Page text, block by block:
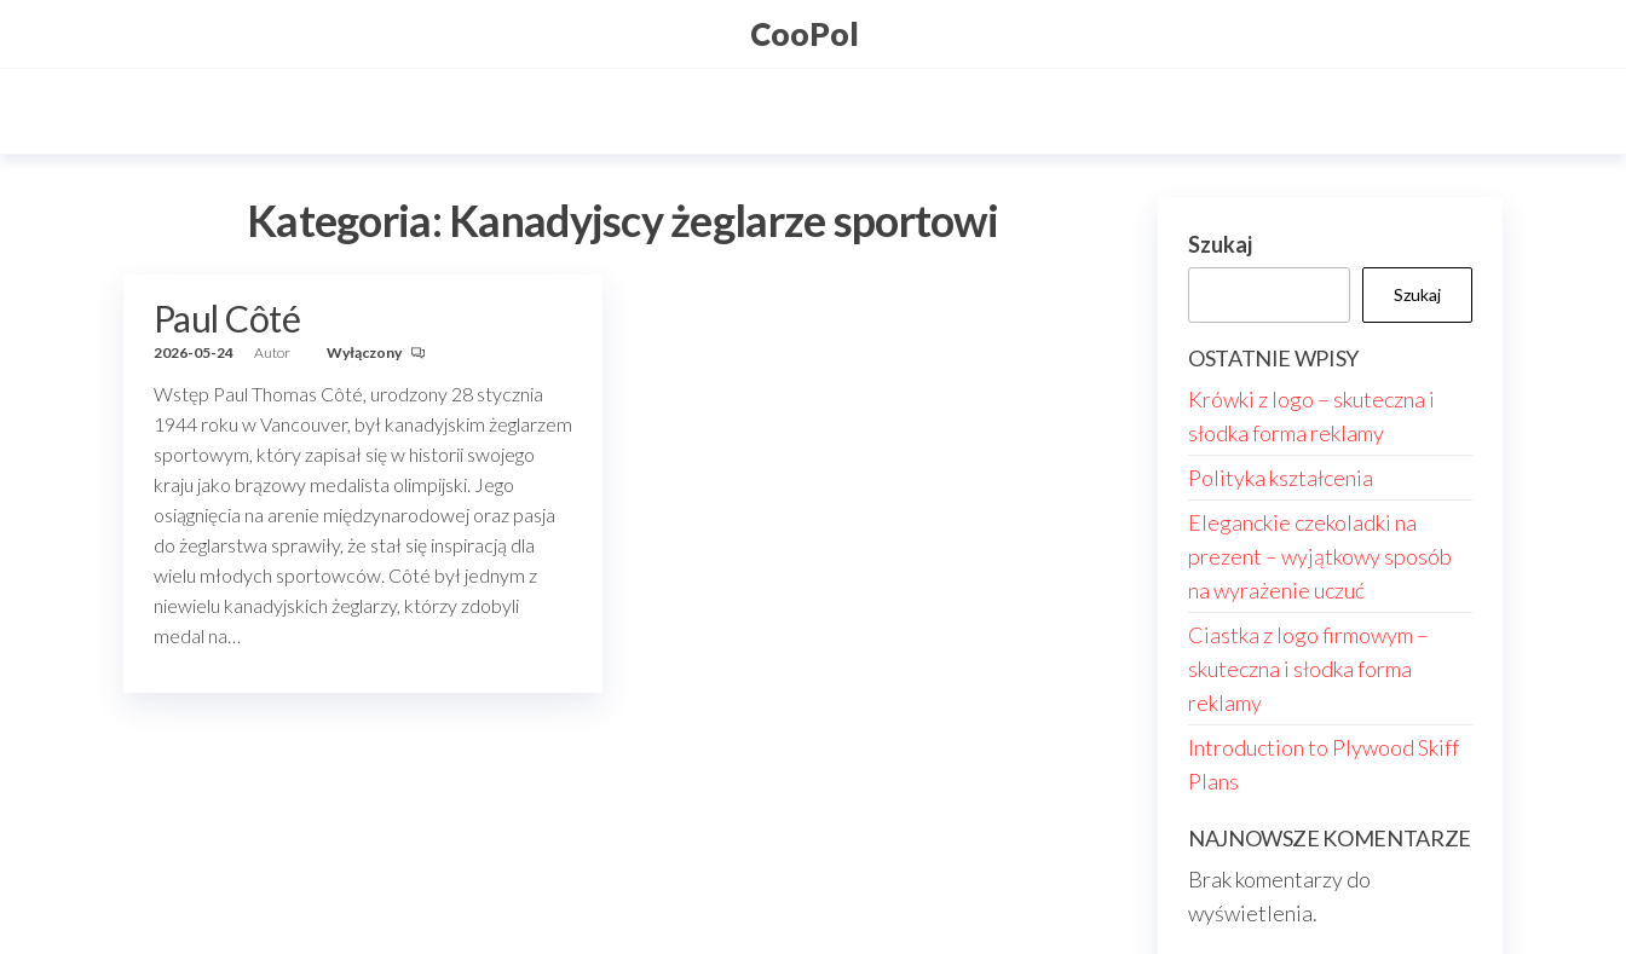
CooPol
Kategoria: Kanadyjscy żeglarze sportowi
Paul Côté
2026-05-24 Autor Wyłączony
Wstęp Paul Thomas Côté, urodzony 28 stycznia
1944 roku w Vancouver, był kanadyjskim żeglarzem
sportowym, który zapisał się w historii swojego
kraju jako brązowy medalista olimpijski. Jego
osiągnięcia na arenie międzynarodowej oraz pasja
do żeglarstwa sprawiły, że stał się inspiracją dla
wielu młodych sportowców. Côté był jednym z
niewielu kanadyjskich żeglarzy, którzy zdobyli
medal na…
Szukaj
Szukaj
OSTATNIE WPISY
Krówki z logo – skuteczna i
słodka forma reklamy
Polityka kształcenia
Eleganckie czekoladki na
prezent – wyjątkowy sposób
na wyrażenie uczuć
Ciastka z logo firmowym –
skuteczna i słodka forma
reklamy
Introduction to Plywood Skiff
Plans
NAJNOWSZE KOMENTARZE
Brak komentarzy do
wyświetlenia.